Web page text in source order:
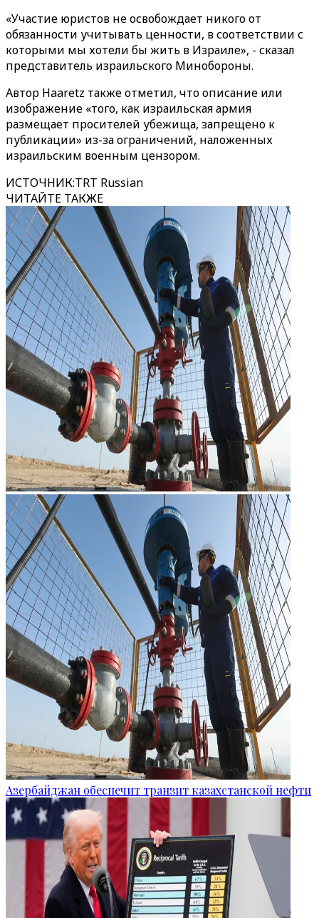
«Участие юристов не освобождает никого от
обязанности учитывать ценности, в соответствии с
которыми мы хотели бы жить в Израиле», - сказал
представитель израильского Минобороны.
Автор Haaretz также отметил, что описание или
изображение «того, как израильская армия
размещает просителей убежища, запрещено к
публикации» из-за ограничений, наложенных
израильским военным цензором.
ИСТОЧНИК:TRT Russian
ЧИТАЙТЕ ТАКЖЕ
Азербайджан обеспечит транзит казахстанской нефти